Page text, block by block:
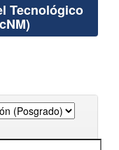
Tecnológico